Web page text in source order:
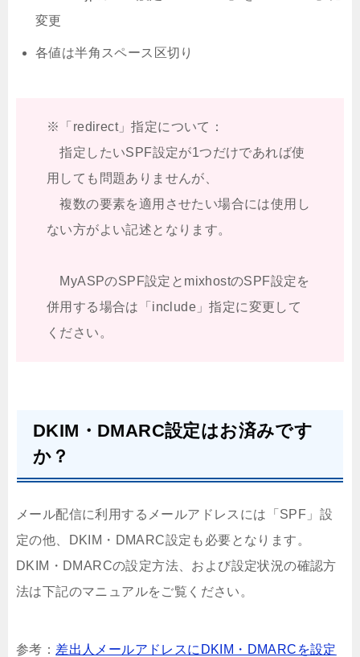
変更
各値は半角スペース区切り
※「redirect」指定について：
指定したいSPF設定が1つだけであれば使
用しても問題ありませんが、
複数の要素を適用させたい場合には使用し
ない方がよい記述となります。
MyASPのSPF設定とmixhostのSPF設定を
併用する場合は「include」指定に変更して
ください。
DKIM・DMARC設定はお済みです
か？
メール配信に利用するメールアドレスには「SPF」設
定の他、DKIM・DMARC設定も必要となります。
DKIM・DMARCの設定方法、および設定状況の確認方
法は下記のマニュアルをご覧ください。
参考： 差出人メールアドレスにDKIM・DMARCを設定